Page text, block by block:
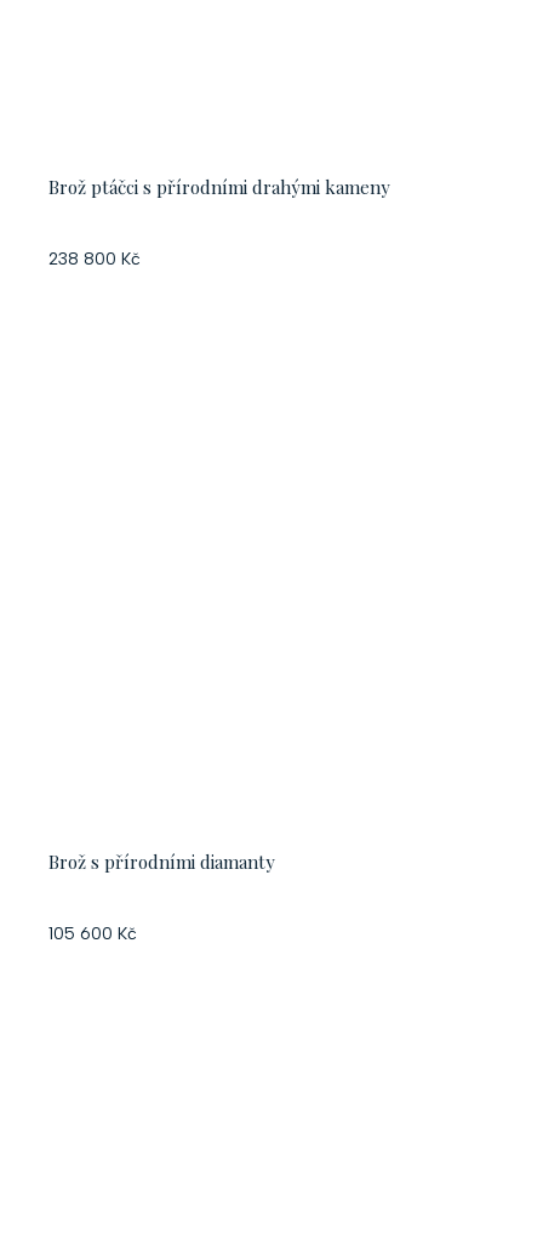
Brož ptáčci s přírodními drahými kameny
238 800 Kč
Brož s přírodními diamanty
105 600 Kč